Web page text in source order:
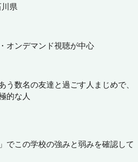
県
オンデマンド視聴が中心
う数名の友達と過ごす人 まじめで、
的な人
でこの学校の強みと弱みを確認して